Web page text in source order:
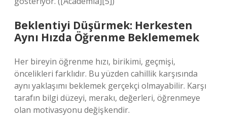
Beklentiyi Düşürmek: Herkesten
Aynı Hızda Öğrenme Beklememek
Her bireyin öğrenme hızı, birikimi, geçmişi,
öncelikleri farklıdır. Bu yüzden cahillik karşısında
aynı yaklaşımı beklemek gerçekçi olmayabilir. Karşı
tarafın bilgi düzeyi, merakı, değerleri, öğrenmeye
olan motivasyonu değişkendir.